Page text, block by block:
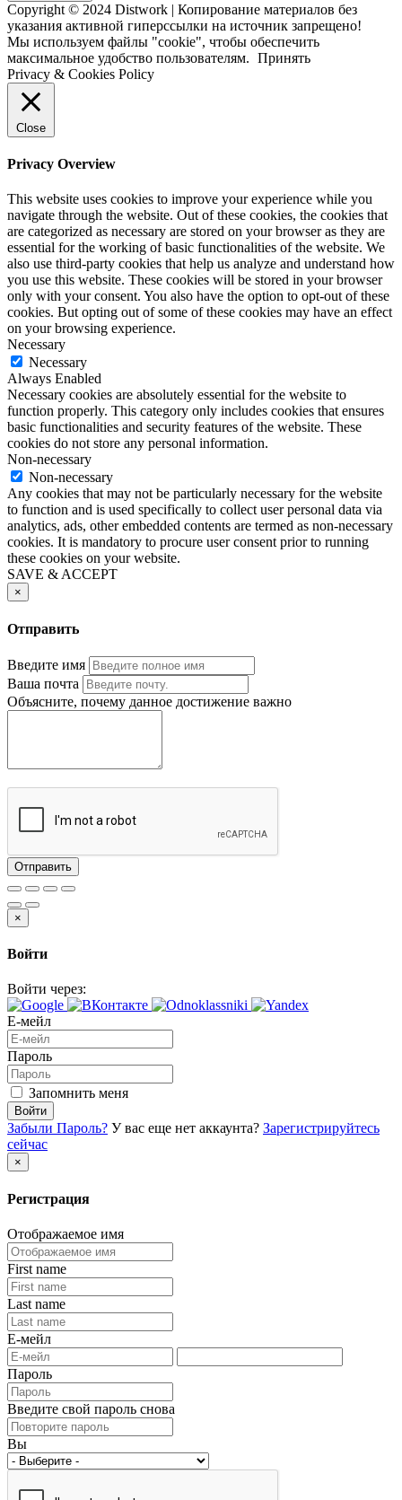
Copyright © 2024 Distwork | Копирование материалов без
указания активной гиперссылки на источник запрещено!
Мы используем файлы "cookie", чтобы обеспечить
максимальное удобство пользователям. Принять
Privacy & Cookies Policy
Close
Privacy Overview
This website uses cookies to improve your experience while you
navigate through the website. Out of these cookies, the cookies that
are categorized as necessary are stored on your browser as they are
essential for the working of basic functionalities of the website. We
also use third-party cookies that help us analyze and understand how
you use this website. These cookies will be stored in your browser
only with your consent. You also have the option to opt-out of these
cookies. But opting out of some of these cookies may have an effect
on your browsing experience.
Necessary
Necessary
Always Enabled
Necessary cookies are absolutely essential for the website to
function properly. This category only includes cookies that ensures
basic functionalities and security features of the website. These
cookies do not store any personal information.
Non-necessary
Non-necessary
Any cookies that may not be particularly necessary for the website
to function and is used specifically to collect user personal data via
analytics, ads, other embedded contents are termed as non-necessary
cookies. It is mandatory to procure user consent prior to running
these cookies on your website.
SAVE & ACCEPT
×
Отправить
Введите имя
Ваша почта
Объясните, почему данное достижение важно
Отправить
×
Войти
Войти через:
Е-мейл
Пароль
Запомнить меня
Войти
Забыли Пароль? У вас еще нет аккаунта? Зарегистрируйтесь
сейчас
×
Регистрация
Отображаемое имя
First name
Last name
Е-мейл
Пароль
Введите свой пароль снова
Вы